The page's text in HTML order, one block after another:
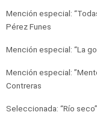
Mención especial:
Pérez Funes
Mención especial: “La
Mención especial:
Contreras
Seleccionada: “Río